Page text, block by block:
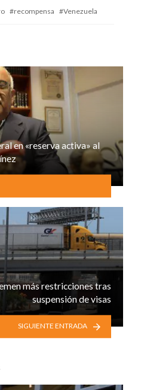
recompensa Venezuela
en «reserva activa» al
más restricciones tras
suspensión de visas
SIGUIENTE ENTRADA